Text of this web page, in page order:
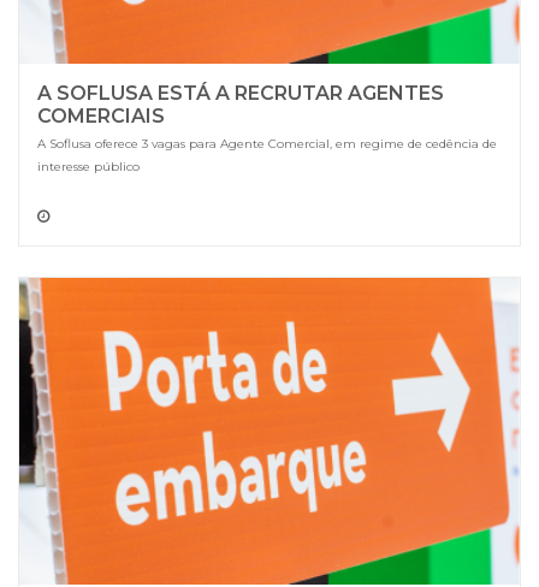
A SOFLUSA ESTÁ A RECRUTAR AGENTES
COMERCIAIS
A Soflusa oferece 3 vagas para Agente Comercial, em regime de cedência de
interesse público